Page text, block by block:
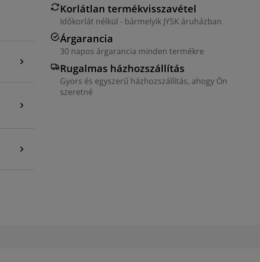
Korlátlan termékvisszavétel
Időkorlát nélkül - bármelyik JYSK áruházban
Árgarancia
30 napos árgarancia minden termékre
Rugalmas házhozszállítás
Gyors és egyszerű házhozszállítás, ahogy Ön
szeretné